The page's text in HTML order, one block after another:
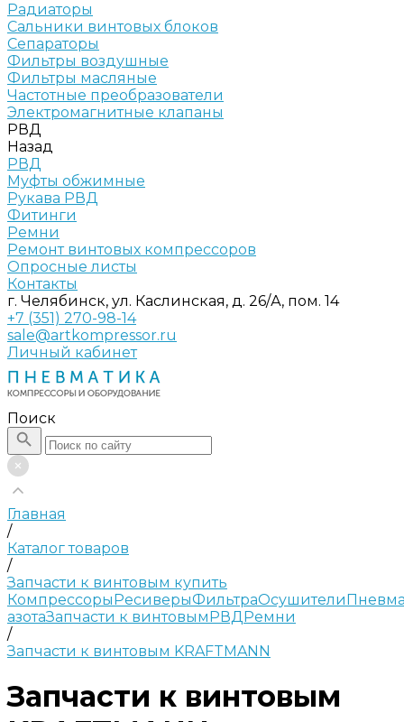
Радиаторы
Сальники винтовых блоков
Сепараторы
Фильтры воздушные
Фильтры масляные
Частотные преобразователи
Электромагнитные клапаны
РВД
Назад
РВД
Муфты обжимные
Рукава РВД
Фитинги
Ремни
Ремонт винтовых компрессоров
Опросные листы
Контакты
г. Челябинск, ул. Каслинская, д. 26/А, пом. 14
+7 (351) 270-98-14
sale@artkompressor.ru
Личный кабинет
Поиск
Главная
/
Каталог товаров
/
Запчасти к винтовым купить
КомпрессорыРесиверыФильтраОсушители
азотаЗапчасти к винтовымРВДРемни
/
Запчасти к винтовым KRAFTMANN
Запчасти к винтовым